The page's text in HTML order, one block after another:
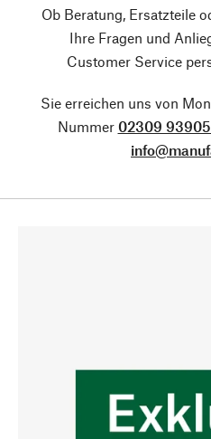
Ob Beratung, Ersatzteile
Ihre Fragen und
Customer Service
Sie erreichen uns von
Nummer 02309